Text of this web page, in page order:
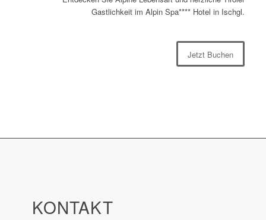
Gastlichkeit im Alpin Spa**** Hotel in Ischgl.
Jetzt Buchen
KONTAKT